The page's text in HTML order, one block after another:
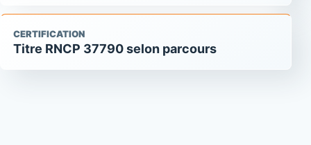
CERTIFICATION
Titre RNCP 37790 selon parcours